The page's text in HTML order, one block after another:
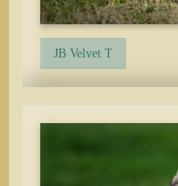
JB Velvet T